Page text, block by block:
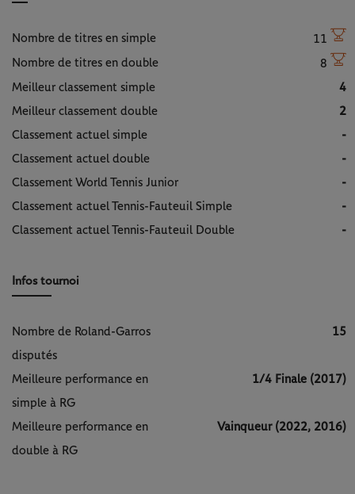
Nombre de titres en simple
11
Nombre de titres en double
8
Meilleur classement simple
4
Meilleur classement double
2
Classement actuel simple
-
Classement actuel double
-
Classement World Tennis Junior
-
Classement actuel Tennis-Fauteuil Simple
-
Classement actuel Tennis-Fauteuil Double
-
Infos tournoi
Nombre de Roland-Garros
disputés
15
Meilleure performance en
simple à RG
1/4 Finale (2017)
Meilleure performance en
double à RG
Vainqueur (2022, 2016)